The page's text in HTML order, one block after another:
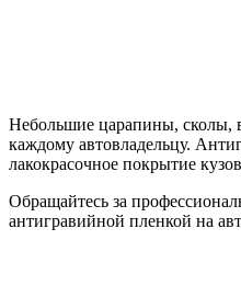
Небольшие царапины, сколы,
каждому автовладельцу.
лакокрасочное покрытие
Обращайтесь за
антигравийной пленкой на